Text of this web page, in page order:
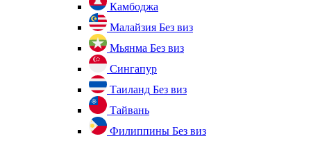
Камбоджа
Малайзия Без виз
Мьянма Без виз
Сингапур
Таиланд Без виз
Тайвань
Филиппины Без виз